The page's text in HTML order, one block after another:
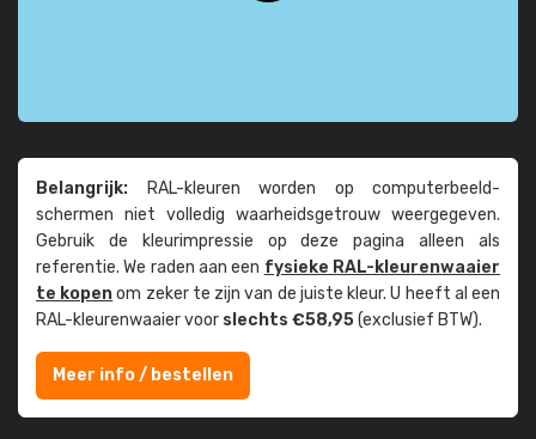
Belangrijk: RAL-kleuren worden op computer­beeld­
schermen niet volledig waarheids­­getrouw weer­gegeven.
Gebruik de kleur­impressie op deze pagina alleen als
referentie. We raden aan een fysieke RAL-kleuren­waaier
te kopenom zeker te zijn van de juiste kleur. U heeft al een
RAL-kleuren­waaier voor slechts €58,95(exclusief BTW).
Meer info / bestellen